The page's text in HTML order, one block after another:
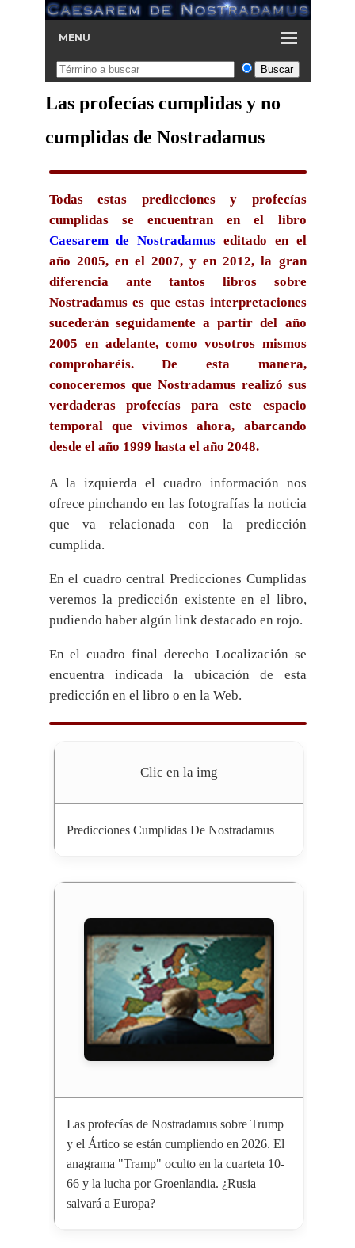
MENU
Las profecías cumplidas y no
cumplidas de Nostradamus
Todas estas predicciones y profecías
cumplidas se encuentran en el libro
Caesarem de Nostradamus editado en el
año 2005, en el 2007, y en 2012, la gran
diferencia ante tantos libros sobre
Nostradamus es que estas interpretaciones
sucederán seguidamente a partir del año
2005 en adelante, como vosotros mismos
comprobaréis. De esta manera,
conoceremos que Nostradamus realizó sus
verdaderas profecías para este espacio
temporal que vivimos ahora, abarcando
desde el año 1999 hasta el año 2048.
A la izquierda el cuadro información nos
ofrece pinchando en las fotografías la noticia
que va relacionada con la predicción
cumplida.
En el cuadro central Predicciones Cumplidas
veremos la predicción existente en el libro,
pudiendo haber algún link destacado en rojo.
En el cuadro final derecho Localización se
encuentra indicada la ubicación de esta
predicción en el libro o en la Web.
Clic en la img
Predicciones Cumplidas De Nostradamus
Las profecías de Nostradamus sobre Trump
y el Ártico se están cumpliendo en 2026. El
anagrama "Tramp" oculto en la cuarteta 10-
66 y la lucha por Groenlandia. ¿Rusia
salvará a Europa?